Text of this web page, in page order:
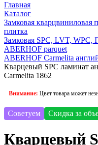
Главная
Каталог
Замковая
плитка
Замковая SPC, LVT, WPC,
ABERHOF parquet
ABERHOF Carmelita
Кварцевый SPC ламинат
Carmelita 1862
Внимание: Цвет товара может
Советуем Скидка за
Кварцевый